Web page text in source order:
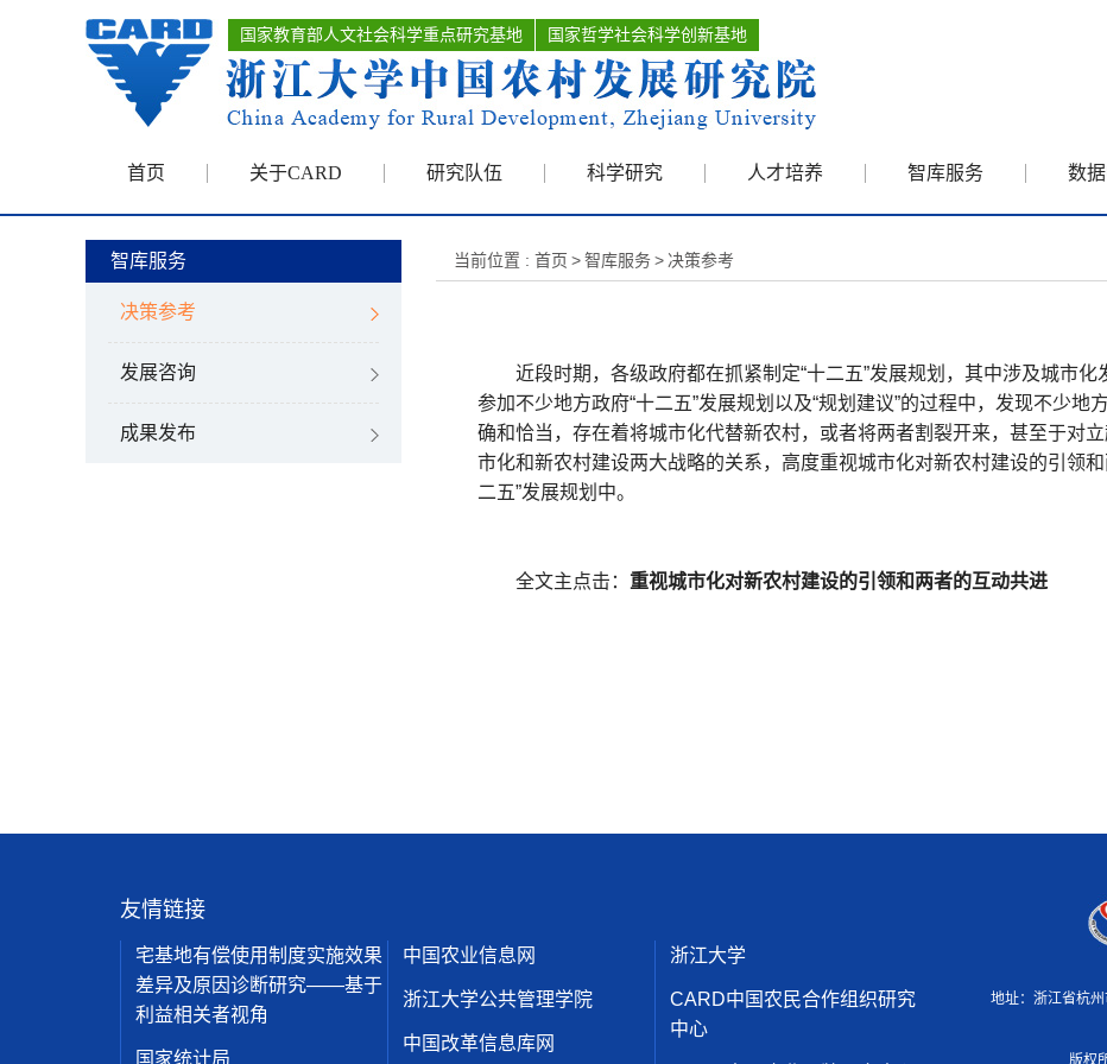
国家教育部人文社会科学重点研究基地 国家哲学社会科学创新基地
首页 关于CARD 研究队伍 科学研究 人才培养 智库服务 数
智库服务
决策参考
发展咨询
成果发布
当前位置 : 首页 >智库服务> 决策参考
近段时期，各级政府都在抓紧制定“十二五”发展规划，其中涉及城市化
参加不少地方政府“十二五”发展规划以及“规划建议”的过程中，发现不少
确和恰当，存在着将城市化代替新农村，或者将两者割裂开来，甚至于对
市化和新农村建设两大战略的关系，高度重视城市化对新农村建设的引领
二五”发展规划中。
全文主点击： 重视城市化对新农村建设的引领和两者的互动共进
友情链接
宅基地有偿使用制度实施效果
差异及原因诊断研究——基于
利益相关者视角
国家统计局
中国农业信息网
浙江大学公共管理学院
中国改革信息库网
浙江大学
CARD中国农民合作组织研究
中心
地址：浙江省杭
版权